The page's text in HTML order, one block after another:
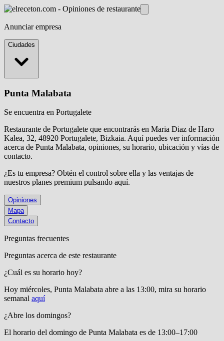
Anunciar empresa
Ciudades
Punta Malabata
Se encuentra en Portugalete
Restaurante de Portugalete que encontrarás en Maria Diaz de Haro
Kalea, 32, 48920 Portugalete, Bizkaia. Aquí puedes ver información
acerca de Punta Malabata, opiniones, su horario, ubicación y vías de
contacto.
¿Es tu empresa? Obtén el control sobre ella y las ventajas de
nuestros planes premium pulsando aquí.
Opiniones
Mapa
Contacto
Preguntas frecuentes
Preguntas acerca de este restaurante
¿Cuál es su horario hoy?
Hoy miércoles, Punta Malabata abre a las 13:00, mira su horario
semanal aquí
¿Abre los domingos?
El horario del domingo de Punta Malabata es de 13:00–17:00